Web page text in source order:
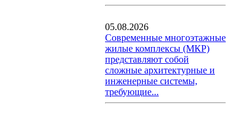
05.08.2026
Современные многоэтажные
жилые комплексы (МКР)
представляют собой
сложные архитектурные и
инженерные системы,
требующие...